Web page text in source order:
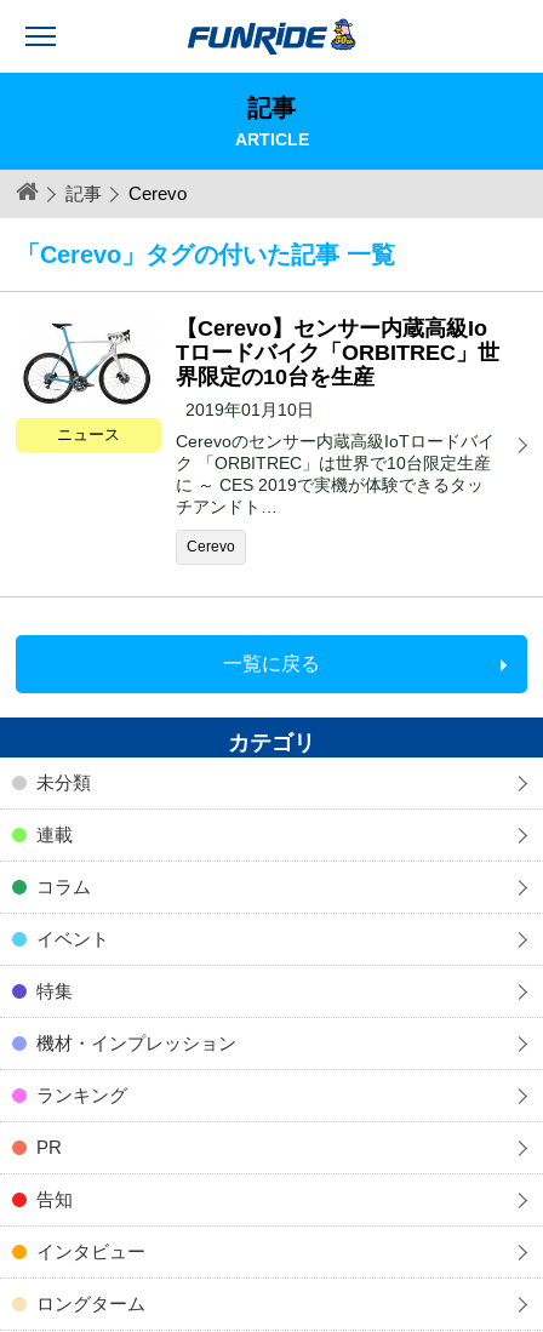
記事
ARTICLE
記事 Cerevo
「Cerevo」タグの付いた記事 一覧
ニュース
【Cerevo】センサー内蔵高級Io
Tロードバイク「ORBITREC」世
界限定の10台を生産
2019年01月10日
Cerevoのセンサー内蔵高級IoTロードバイ
ク 「ORBITREC」は世界で10台限定生産
に ～ CES 2019で実機が体験できるタッ
チアンドト…
Cerevo
一覧に戻る
カテゴリ
未分類
連載
コラム
イベント
特集
機材・インプレッション
ランキング
PR
告知
インタビュー
ロングターム